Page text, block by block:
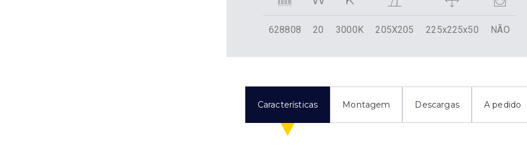
628808 20 3000K 205X205 225x225x50 NÃO
Características Montagem Descargas A pedido